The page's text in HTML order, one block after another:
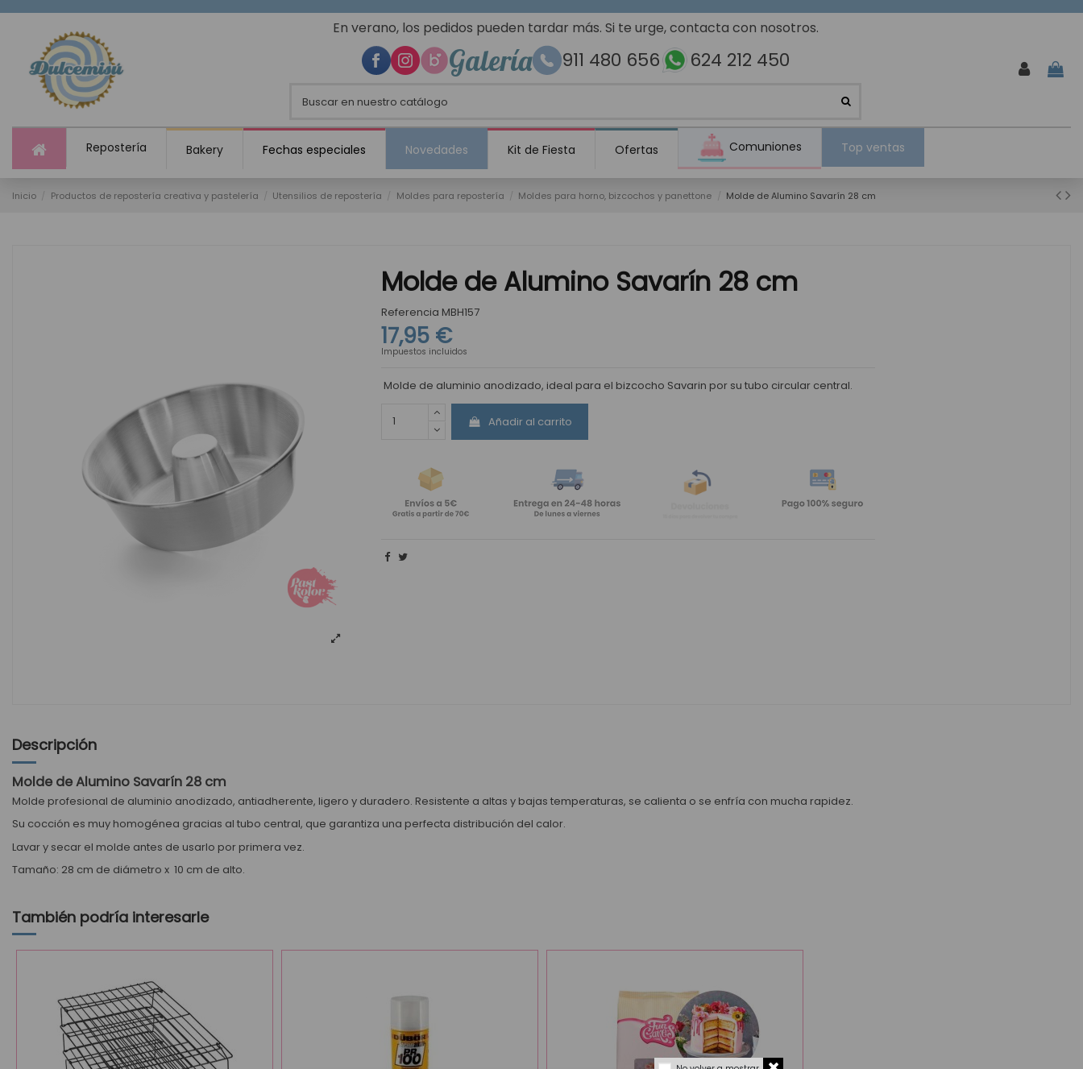
En verano, los pedidos pueden tardar más. Si te urge, contacta con nosotros.
Galería 911 480 656 624 212 450
Repostería Bakery Fechas especiales Novedades Kit de Fiesta Ofertas Comuniones Top ventas
Inicio Productos de repostería creativa y pastelería Utensilios de repostería Moldes para repostería Moldes para horno, bizcochos y panettone Molde de Alumino Savarín 28 cm
Molde de Alumino Savarín 28 cm
Referencia MBH157
17,95 €
Impuestos incluidos
Molde de aluminio anodizado, ideal para el bizcocho Savarin por su tubo circular central.
Añadir al carrito
Descripción
Molde de Alumino Savarín 28 cm
Molde profesional de aluminio anodizado, antiadherente, ligero y duradero. Resistente a altas y bajas temperaturas, se calienta o se enfría con mucha rapidez.
Su cocción es muy homogénea gracias al tubo central, que garantiza una perfecta distribución del calor.
Lavar y secar el molde antes de usarlo por primera vez.
Tamaño: 28 cm de diámetro x 10 cm de alto.
También podría interesarle